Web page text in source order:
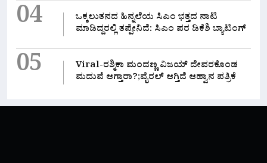
04
ಒಕ್ಕಲುತನದ ಹಿನ್ನಲೆಯ ಸಿಎಂ ಭತ್ತದ ನಾಟಿ
ಮಾಡಿದ್ದರಲ್ಲಿ‌ ತಪ್ಪೇನಿದೆ: ಸಿಎಂ ಪರ ಡಿಕೆಶಿ ಬ್ಯಾಟಿಂಗ್
05
Viral-ರಶ್ಮಿಕಾ ಮಂದಣ್ಣ ವಿಜಯ್ ದೇವರಕೊಂಡ
ಮದುವೆ ಆಗ್ತಾರಾ?;ವೈರಲ್ ಆಗ್ತಿದೆ ಆಹ್ವಾನ ಪತ್ರಿಕೆ